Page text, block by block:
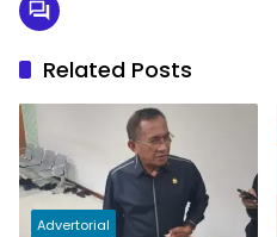
Related Posts
Advertorial